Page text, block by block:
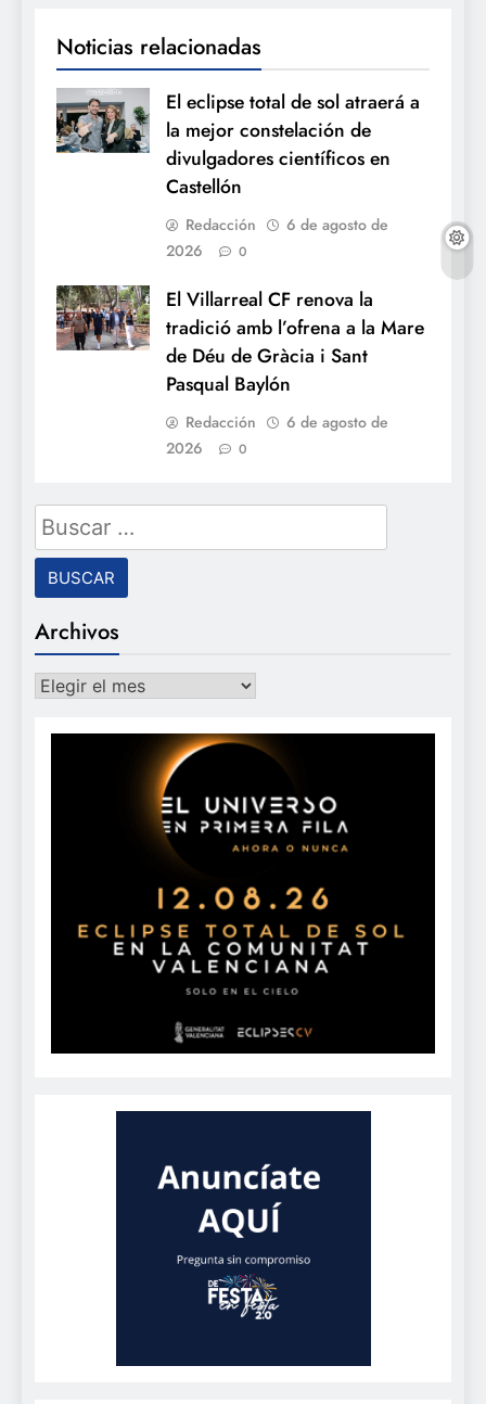
Noticias relacionadas
El eclipse total de sol atraerá a
la mejor constelación de
divulgadores científicos en
Castellón
Redacción
6 de agosto de
2026
0
El Villarreal CF renova la
tradició amb l’ofrena a la Mare
de Déu de Gràcia i Sant
Pasqual Baylón
Redacción
6 de agosto de
2026
0
Buscar:
Archivos
Archivos